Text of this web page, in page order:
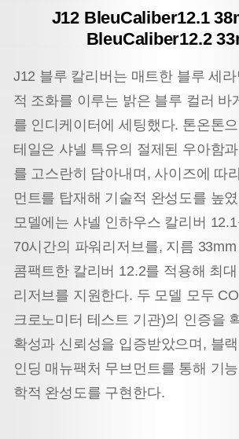
J12 BleuCaliber12.1
BleuCaliber12.2
J12 블루 칼리버는 매트한 블루 세
적 조화를 이루는 밝은 블루 컬러 바
를 인디케이터에 세팅했다. 톤온톤
테일은 샤넬 특유의 절제된 우아함
를 고스란히 담아내며, 사이즈에 따
먼트를 탑재해 기술적 완성도를 높
모델에는 샤넬 인하우스 칼리버
70시간의 파워리저브를, 지름
콤팩트한 칼리버 12.2를 적용해 최
리저브를 지원한다. 두 모델 모두
크로노미터 테스트 기관)의 인증을
확성과 신뢰성을 입증받았으며, 블
인딩 매뉴팩처 무브먼트를 통해 기
학적 완성도를 구현한다.